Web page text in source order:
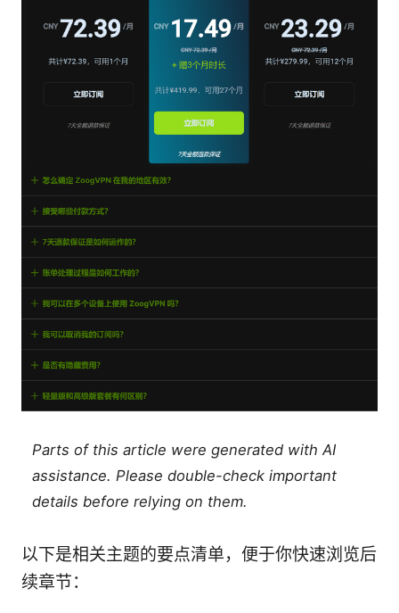
Parts of this article were generated with AI
assistance. Please double-check important
details before relying on them.
以下是相关主题的要点清单，便于你快速浏览后
续章节：